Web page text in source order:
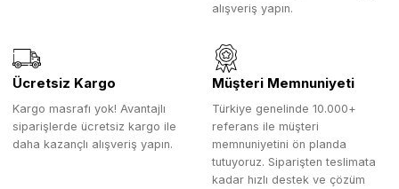
alışveriş yapın.
Ücretsiz Kargo
Kargo masrafı yok! Avantajlı
siparişlerde ücretsiz kargo ile
daha kazançlı alışveriş yapın.
Müşteri Memnuniyeti
Türkiye genelinde 10.000+
referans ile müşteri
memnuniyetini ön planda
tutuyoruz. Siparişten teslimata
kadar hızlı destek ve çözüm